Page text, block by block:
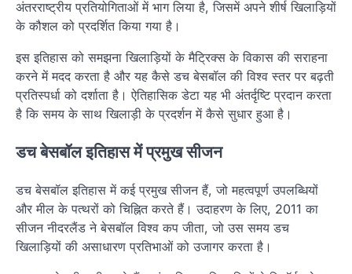
अंतरराष्ट्रीय प्रतियोगिताओं में भाग लिया है, जिसमें अपने शीर्ष खिलाड़ियों
के कौशल को प्रदर्शित किया गया है।
इस इतिहास को समझना खिलाड़ियों के मैट्रिक्स के विकास की सराहना
करने में मदद करता है और यह कैसे डच बेसबॉल की विश्व स्तर पर बढ़ती
प्रतिस्पर्धा को दर्शाता है। ऐतिहासिक डेटा यह भी अंतर्दृष्टि प्रदान करता
है कि समय के साथ खिलाड़ी के प्रदर्शन में कैसे सुधार हुआ है।
डच बेसबॉल इतिहास में प्रमुख सीजन
डच बेसबॉल इतिहास में कई प्रमुख सीजन हैं, जो महत्वपूर्ण उपलब्धियों
और मील के पत्थरों को चिह्नित करते हैं। उदाहरण के लिए, 2011 का
सीजन नीदरलैंड ने बेसबॉल विश्व कप जीता, जो उस समय डच
खिलाड़ियों की असाधारण प्रतिभाओं को उजागर करता है।